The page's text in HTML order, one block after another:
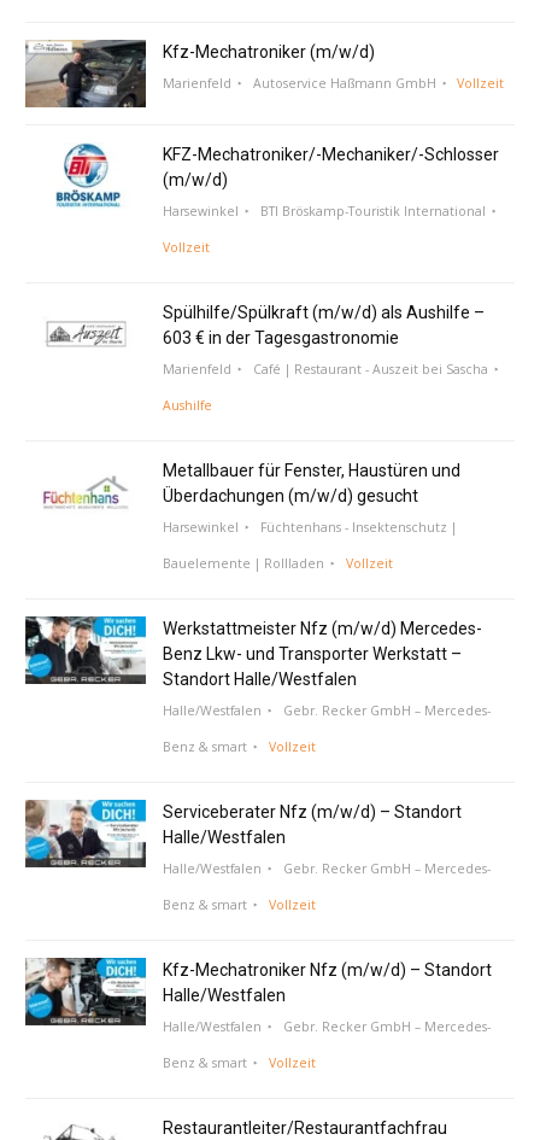
Kfz-Mechatroniker (m/w/d)
Marienfeld Autoservice Haßmann GmbH Vollzeit
KFZ-Mechatroniker/-Mechaniker/-Schlosser
(m/w/d)
Harsewinkel BTI Bröskamp-Touristik International
Vollzeit
Spülhilfe/Spülkraft (m/w/d) als Aushilfe –
603 € in der Tagesgastronomie
Marienfeld Café | Restaurant - Auszeit bei Sascha
Aushilfe
Metallbauer für Fenster, Haustüren und
Überdachungen (m/w/d) gesucht
Harsewinkel Füchtenhans - Insektenschutz |
Bauelemente | Rollladen Vollzeit
Werkstattmeister Nfz (m/w/d) Mercedes-
Benz Lkw- und Transporter Werkstatt –
Standort Halle/Westfalen
Halle/Westfalen Gebr. Recker GmbH – Mercedes-
Benz & smart Vollzeit
Serviceberater Nfz (m/w/d) – Standort
Halle/Westfalen
Halle/Westfalen Gebr. Recker GmbH – Mercedes-
Benz & smart Vollzeit
Kfz-Mechatroniker Nfz (m/w/d) – Standort
Halle/Westfalen
Halle/Westfalen Gebr. Recker GmbH – Mercedes-
Benz & smart Vollzeit
Restaurantleiter/Restaurantfachfrau